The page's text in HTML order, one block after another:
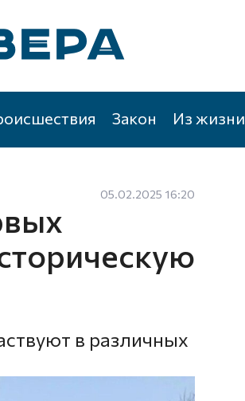
Закон Из жизни
05.02.2025 16:20
в различных